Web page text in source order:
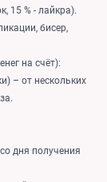
15 % - лайкра).
бисер,
на счёт):
– от нескольких
дня получения